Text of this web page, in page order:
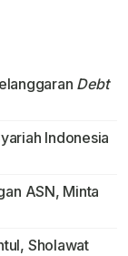
Debt
Indonesia
ASN, Minta
Sholawat